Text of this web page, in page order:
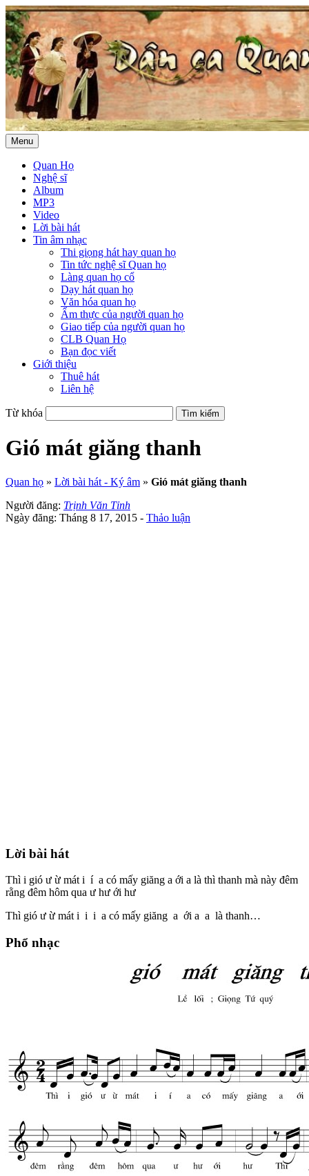
Menu
Quan Họ
Nghệ sĩ
Album
MP3
Video
Lời bài hát
Tin âm nhạc
Thi giọng hát hay quan họ
Tin tức nghệ sĩ Quan họ
Làng quan họ cổ
Dạy hát quan họ
Văn hóa quan họ
Ẩm thực của người quan họ
Giao tiếp của người quan họ
CLB Quan Họ
Bạn đọc viết
Giới thiệu
Thuê hát
Liên hệ
Từ khóa
Gió mát giăng thanh
Quan họ » Lời bài hát - Ký âm » Gió mát giăng thanh
Người đăng: Trịnh Văn Tỉnh
Ngày đăng: Tháng 8 17, 2015 - Thảo luận
Lời bài hát
Thì i gió ư ừ mát i í a có mấy giăng a ới a là thì thanh mà này đêm
rằng đêm hôm qua ư hư ới hư
Thì gió ư ừ mát i i i a có mấy giăng a ới a a là thanh…
Phổ nhạc